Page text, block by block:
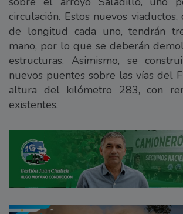
circulación. Estos nuevos
de longitud cada uno, tendrán
mano, por lo que se deberán
estructuras. Asimismo, se
nuevos puentes sobre las vías del
altura del kilómetro 283, con
existentes.